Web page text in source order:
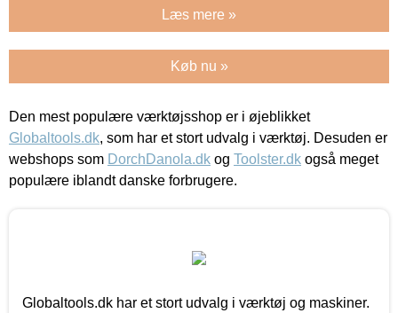
Læs mere »
Køb nu »
Den mest populære værktøjsshop er i øjeblikket
Globaltools.dk, som har et stort udvalg i værktøj. Desuden er
webshops som DorchDanola.dk og Toolster.dk også meget
populære iblandt danske forbrugere.
Globaltools.dk har et stort udvalg i værktøj og maskiner.